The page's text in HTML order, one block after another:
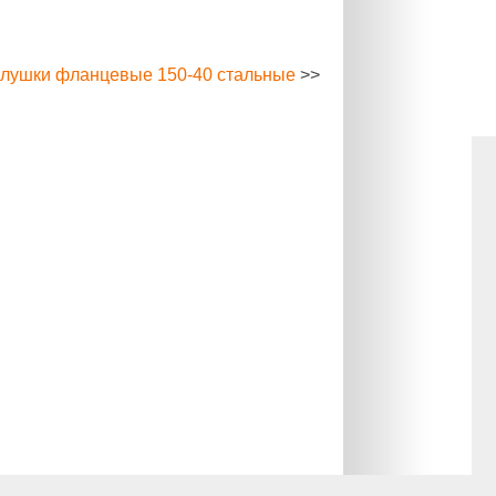
фланцевые 150-40 стальные >>